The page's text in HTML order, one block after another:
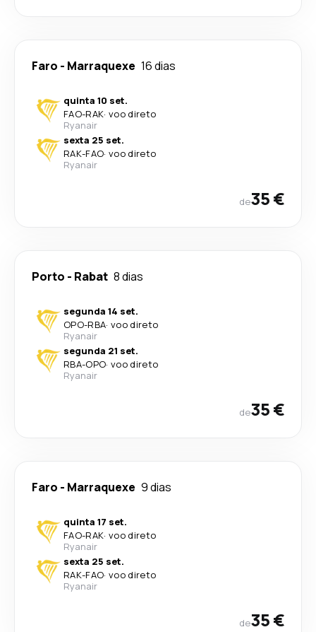
Faro - Marraquexe 16 dias
quinta 10 set.
FAO-RAK· voo direto
Ryanair
sexta 25 set.
RAK-FAO· voo direto
Ryanair
de35 €
Porto - Rabat 8 dias
segunda 14 set.
OPO-RBA· voo direto
Ryanair
segunda 21 set.
RBA-OPO· voo direto
Ryanair
de35 €
Faro - Marraquexe 9 dias
quinta 17 set.
FAO-RAK· voo direto
Ryanair
sexta 25 set.
RAK-FAO· voo direto
Ryanair
de35 €